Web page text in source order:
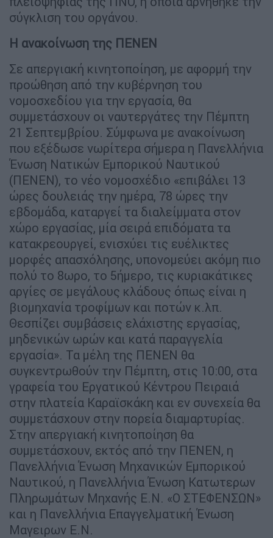
σύγκλιση του οργάνου.
Η ανακοίνωση της ΠΕΝΕΝ
Σε απεργιακή κινητοποίηση, με αφορμή την
προώθηση από την κυβέρνηση του
νομοσχεδίου για την εργασία, θα
συμμετάσχουν οι ναυτεργάτες την Πέμπτη
21 Σεπτεμβρίου. Σύμφωνα με ανακοίνωση
που εξέδωσε νωρίτερα σήμερα η Πανελλήνια
Ένωση Νατικών Εμπορικού Ναυτικού
(ΠΕΝΕΝ), το νέο νομοσχέδιο «επιβάλει 13
ώρες δουλειάς την ημέρα, 78 ώρες την
εβδομάδα, καταργεί τα διαλείμματα στον
χώρο εργασίας, μία σειρά επιδόματα τα
κατακρεουργεί, ενισχύει τις ευέλικτες
μορφές απασχόλησης, υπονομεύει ακόμη πιο
πολύ το 8ωρο, το 5ήμερο, τις κυριακάτικες
αργίες σε μεγάλους κλάδους όπως είναι η
βιομηχανία τροφίμων και ποτών κ.λπ.
Θεσπίζει συμβάσεις ελάχιστης εργασίας,
μηδενικών ωρών και κατά παραγγελία
εργασία». Τα μέλη της ΠΕΝΕΝ θα
συγκεντρωθούν την Πέμπτη, στις 10:00, στα
γραφεία του Εργατικού Κέντρου Πειραιά
στην πλατεία Καραϊσκάκη και εν συνεχεία θα
συμμετάσχουν στην πορεία διαμαρτυρίας.
Στην απεργιακή κινητοποίηση θα
συμμετάσχουν, εκτός από την ΠΕΝΕΝ, η
Πανελλήνια Ένωση Μηχανικών Εμπορικού
Ναυτικού, η Πανελλήνια Ένωση Κατωτερων
Πληρωμάτων Μηχανής Ε.Ν. «Ο ΣΤΕΦΕΝΣΩΝ»
και η Πανελλήνια Επαγγελματική Ένωση
Μαγειρων Ε.Ν.